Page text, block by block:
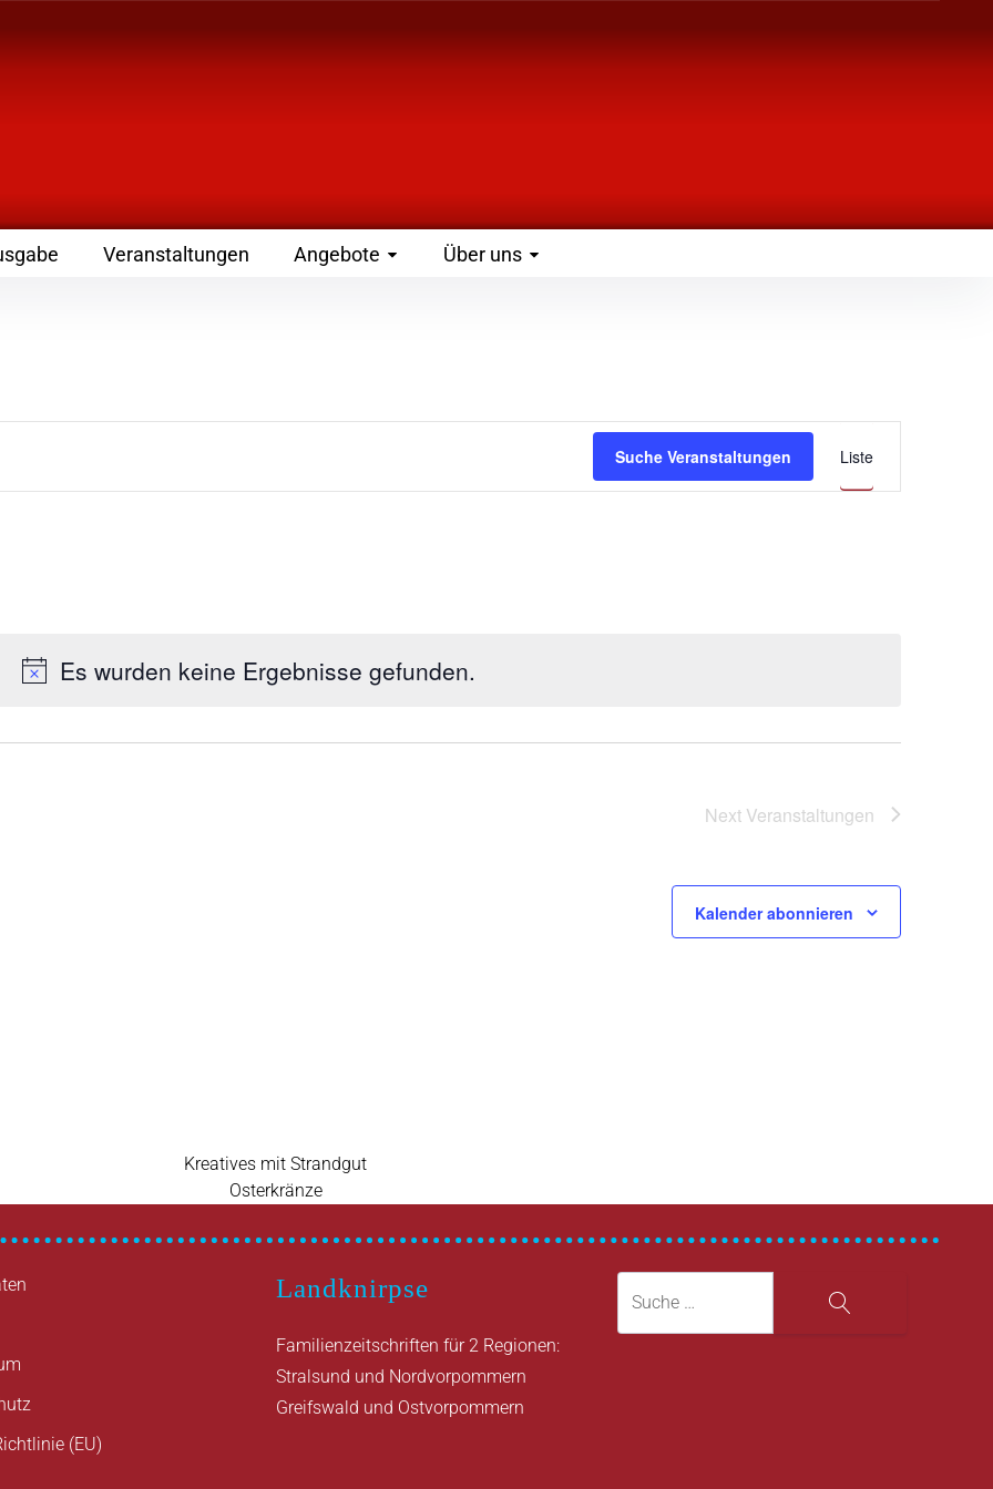
Zeitschrift für Leute
Veranstaltungen Angebote Über uns
Es wurden keine Ergebnisse gefunden.
Suche Veranstaltungen Liste
Next Veranstaltungen
Kalender abonnieren
Vorheriger
Beitrag
Kreatives mit Strandgut
Nächster
Osterkränze
(EU)
Landknirpse
Familienzeitschriften für 2 Regionen:
Stralsund und Nordvorpommern
Greifswald und Ostvorpommern
Suche
Suche